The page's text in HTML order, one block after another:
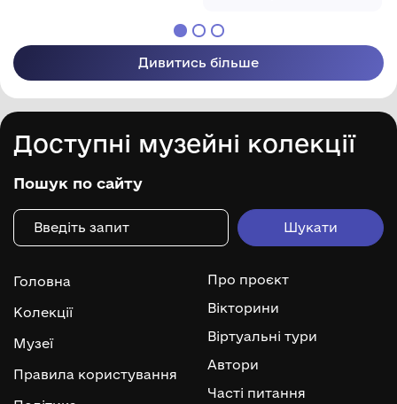
Дивитись більше
Доступні музейні колекції
Пошук по сайту
Головна
Колекції
Музеї
Правила користування
Про проєкт
Вікторини
Віртуальні тури
Автори
Часті питання